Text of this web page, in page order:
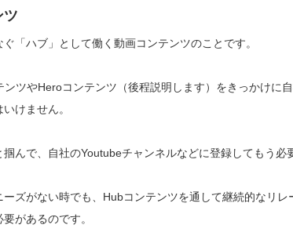
ツ
「ハブ」として働く動画コンテンツのことです。
ンツやHeroコンテンツ（後程説明します）をきっかけに
けません。
んで、自社のYoutubeチャンネルなどに登録してもう必
ズがない時でも、Hubコンテンツを通して継続的なリレ
があるのです。